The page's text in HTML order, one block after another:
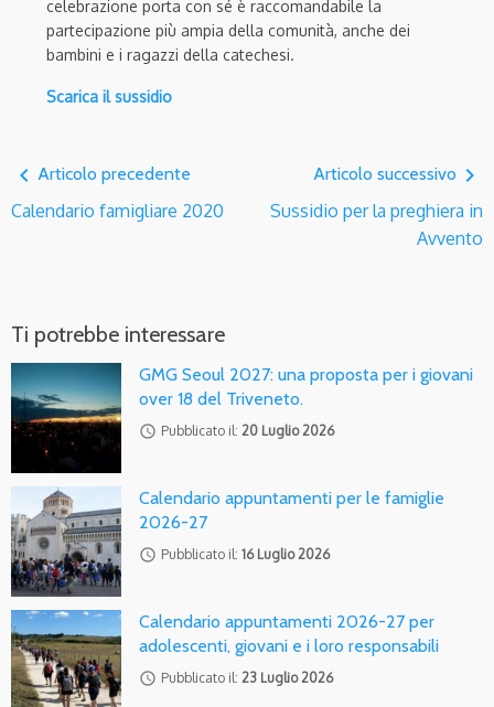
celebrazione porta con sé è raccomandabile la
partecipazione più ampia della comunità, anche dei
bambini e i ragazzi della catechesi.
Scarica il sussidio
navigate_before Articolo precedente
Calendario famigliare 2020
Articolo successivo navigate_next
Sussidio per la preghiera in
Avvento
Ti potrebbe interessare
GMG Seoul 2027: una proposta per i giovani
over 18 del Triveneto.
access_time Pubblicato il: 20 Luglio 2026
Calendario appuntamenti per le famiglie
2026-27
access_time Pubblicato il: 16 Luglio 2026
Calendario appuntamenti 2026-27 per
adolescenti, giovani e i loro responsabili
access_time Pubblicato il: 23 Luglio 2026